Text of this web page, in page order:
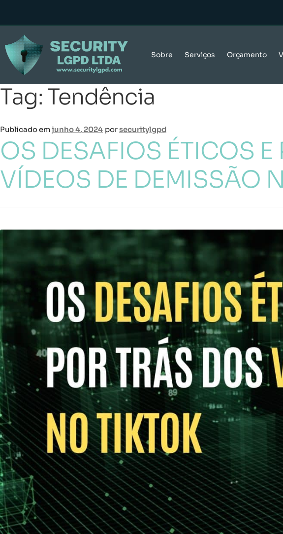
Sobre Serviços Orçamento
Tag: Tendência
Publicado emjunho 4, 2024 porsecuritylgpd
OS DESAFIOS ÉTICOS
VÍDEOS DE DEMISSÃO